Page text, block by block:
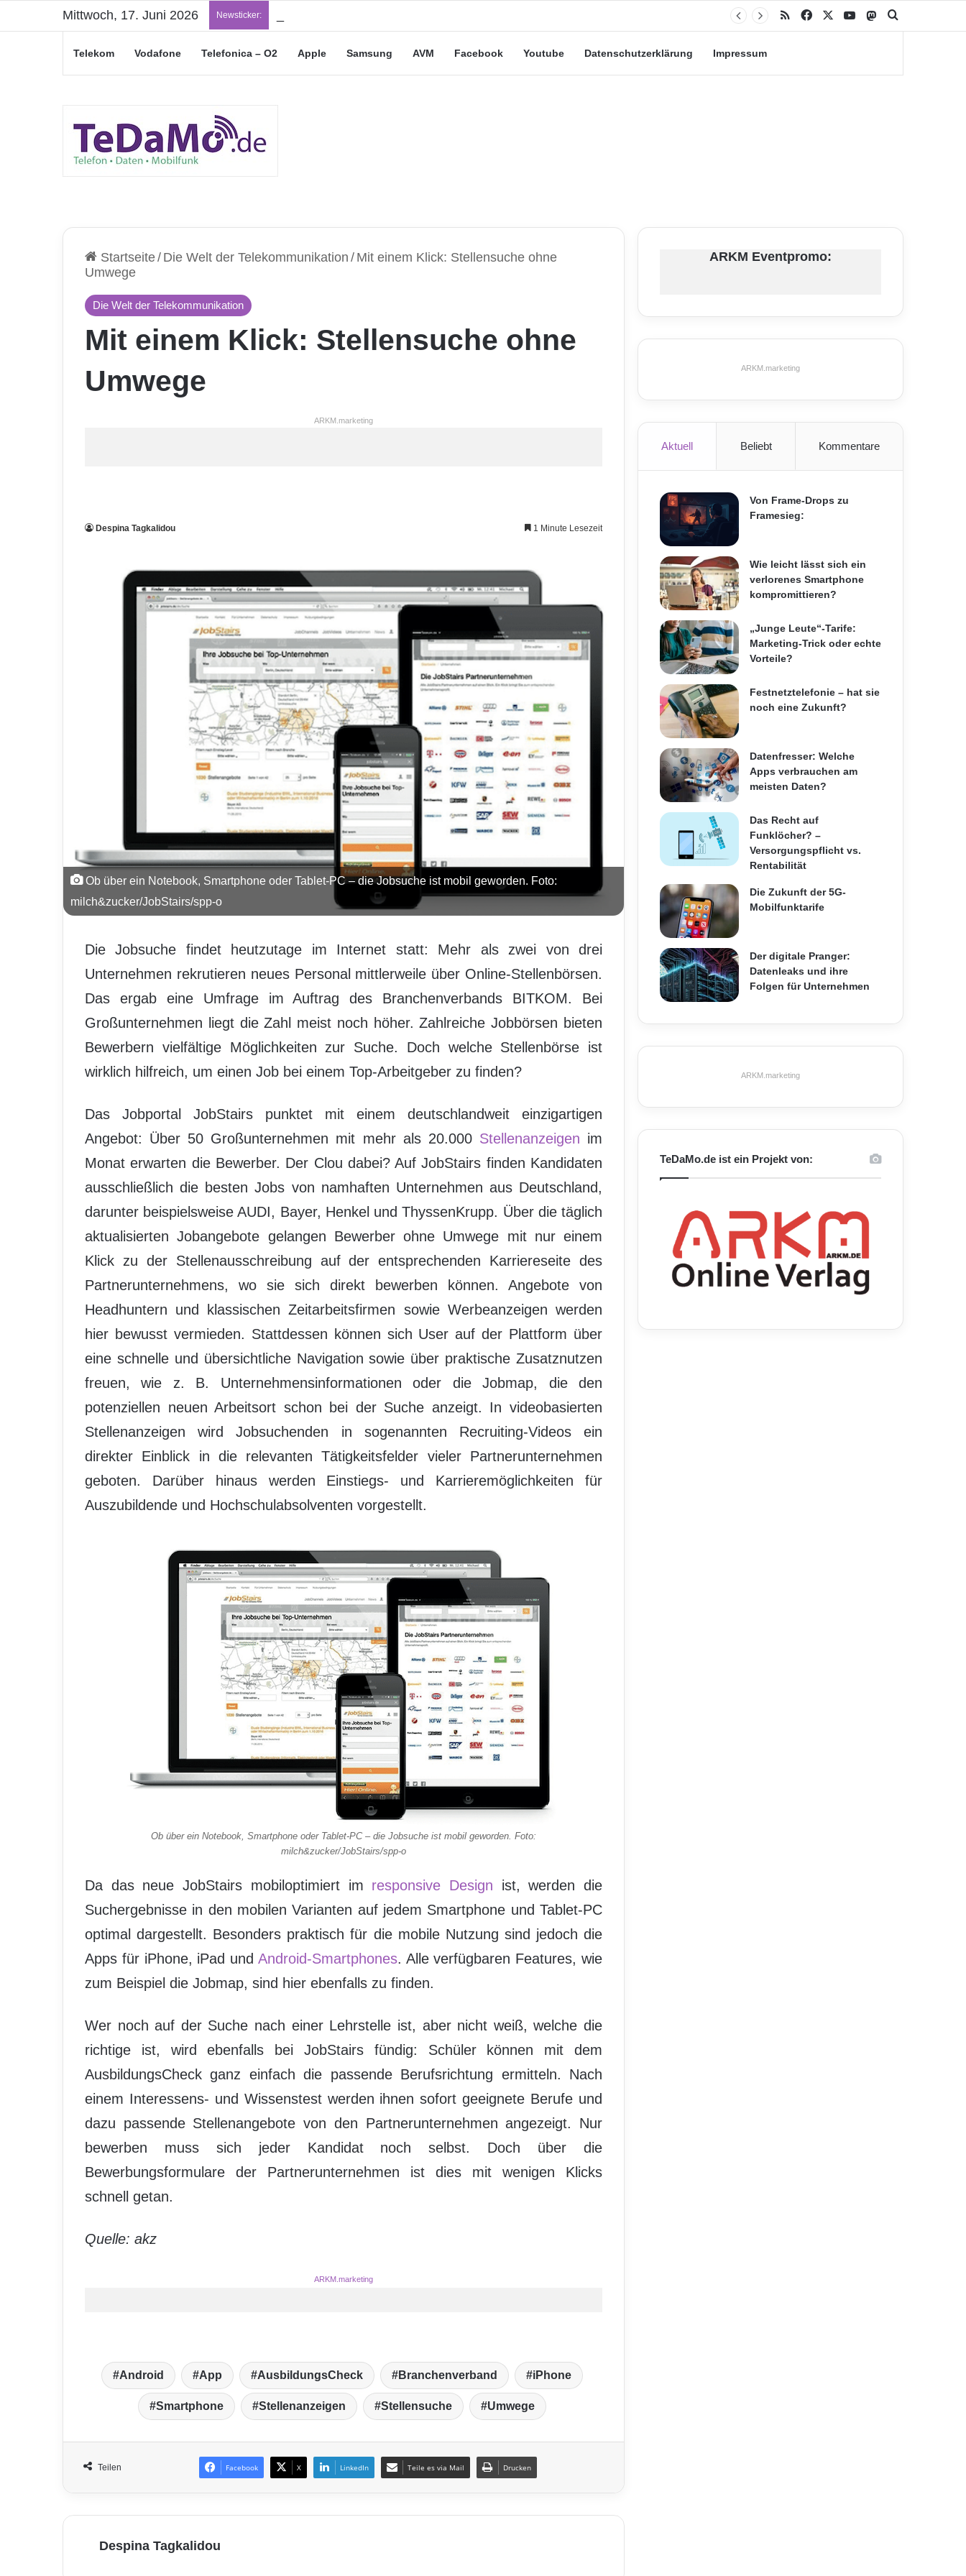
Mittwoch, 17. Juni 2026 Newsticker: RSS Facebook YouTubeMastodon
Telekom Vodafone Telefonica – O2 Apple Samsung AVM Facebook Youtube Datenschutzerklärung Impressum
Startseite/ Die Welt der Telekommunikation / Mit einem Klick: Stellensuche ohne
Umwege
Die Welt der Telekommunikation
Mit einem Klick: Stellensuche ohne
Umwege
ARKM.marketing
Despina Tagkalidou 1 Minute Lesezeit
Ob über ein Notebook, Smartphone oder Tablet-PC – die Jobsuche ist mobil geworden. Foto:
milch&zucker/JobStairs/spp-o
Die Jobsuche findet heutzutage im Internet statt: Mehr als zwei von drei
Unternehmen rekrutieren neues Personal mittlerweile über Online-Stellenbörsen.
Das ergab eine Umfrage im Auftrag des Branchenverbands BITKOM. Bei
Großunternehmen liegt die Zahl meist noch höher. Zahlreiche Jobbörsen bieten
Bewerbern vielfältige Möglichkeiten zur Suche. Doch welche Stellenbörse ist
wirklich hilfreich, um einen Job bei einem Top-Arbeitgeber zu finden?
Das Jobportal JobStairs punktet mit einem deutschlandweit einzigartigen
Angebot: Über 50 Großunternehmen mit mehr als 20.000 Stellenanzeigen im
Monat erwarten die Bewerber. Der Clou dabei? Auf JobStairs finden Kandidaten
ausschließlich die besten Jobs von namhaften Unternehmen aus Deutschland,
darunter beispielsweise AUDI, Bayer, Henkel und ThyssenKrupp. Über die täglich
aktualisierten Jobangebote gelangen Bewerber ohne Umwege mit nur einem
Klick zu der Stellenausschreibung auf der entsprechenden Karriereseite des
Partnerunternehmens, wo sie sich direkt bewerben können. Angebote von
Headhuntern und klassischen Zeitarbeitsfirmen sowie Werbeanzeigen werden
hier bewusst vermieden. Stattdessen können sich User auf der Plattform über
eine schnelle und übersichtliche Navigation sowie über praktische Zusatznutzen
freuen, wie z. B. Unternehmensinformationen oder die Jobmap, die den
potenziellen neuen Arbeitsort schon bei der Suche anzeigt. In videobasierten
Stellenanzeigen wird Jobsuchenden in sogenannten Recruiting-Videos ein
direkter Einblick in die relevanten Tätigkeitsfelder vieler Partnerunternehmen
geboten. Darüber hinaus werden Einstiegs- und Karrieremöglichkeiten für
Auszubildende und Hochschulabsolventen vorgestellt.
Ob über ein Notebook, Smartphone oder Tablet-PC – die Jobsuche ist mobil geworden. Foto:
milch&zucker/JobStairs/spp-o
Da das neue JobStairs mobiloptimiert im responsive Design ist, werden die
Suchergebnisse in den mobilen Varianten auf jedem Smartphone und Tablet-PC
optimal dargestellt. Besonders praktisch für die mobile Nutzung sind jedoch die
Apps für iPhone, iPad und Android-Smartphones. Alle verfügbaren Features, wie
zum Beispiel die Jobmap, sind hier ebenfalls zu finden.
Wer noch auf der Suche nach einer Lehrstelle ist, aber nicht weiß, welche die
richtige ist, wird ebenfalls bei JobStairs fündig: Schüler können mit dem
AusbildungsCheck ganz einfach die passende Berufsrichtung ermitteln. Nach
einem Interessens- und Wissenstest werden ihnen sofort geeignete Berufe und
dazu passende Stellenangebote von den Partnerunternehmen angezeigt. Nur
bewerben muss sich jeder Kandidat noch selbst. Doch über die
Bewerbungsformulare der Partnerunternehmen ist dies mit wenigen Klicks
schnell getan.
Quelle: akz
ARKM.marketing
Android App AusbildungsCheck Branchenverband iPhone
Smartphone Stellenanzeigen Stellensuche Umwege
Teilen Facebook X LinkedIn Teile es via Mail Drucken
Despina Tagkalidou
ARKM Eventpromo:
ARKM.marketing
Aktuell Beliebt Kommentare
Von Frame-Drops zu
Framesieg:
Wie leicht lässt sich ein
verlorenes Smartphone
kompromittieren?
„Junge Leute“-Tarife:
Marketing-Trick oder echte
Vorteile?
Festnetztelefonie – hat sie
noch eine Zukunft?
Datenfresser: Welche
Apps verbrauchen am
meisten Daten?
Das Recht auf
Funklöcher? –
Versorgungspflicht vs.
Rentabilität
Die Zukunft der 5G-
Mobilfunktarife
Der digitale Pranger:
Datenleaks und ihre
Folgen für Unternehmen
ARKM.marketing
TeDaMo.de ist ein Projekt von: